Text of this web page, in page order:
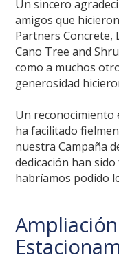
Un sincero
amigos que
Partners Concrete,
Cano Tree and
como a muchos
generosidad
Un reconocimiento
ha facilitado
nuestra Campaña
dedicación han
habríamos podido